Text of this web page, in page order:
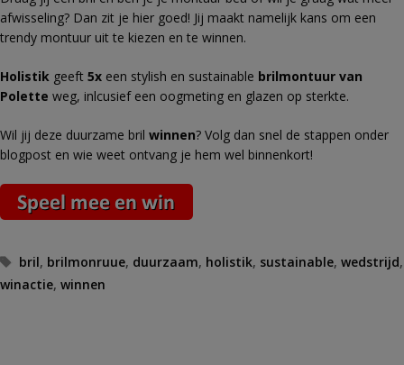
afwisseling? Dan zit je hier goed! Jij maakt namelijk kans om een
trendy montuur uit te kiezen en te winnen.
Holistik geeft 5x een stylish en sustainable brilmontuur van
Polette weg, inlcusief een oogmeting en glazen op sterkte.
Wil jij deze duurzame bril winnen? Volg dan snel de stappen onder
blogpost en wie weet ontvang je hem wel binnenkort!
Tags
bril, brilmonruue, duurzaam, holistik, sustainable,wedstrijd,
winactie, winnen